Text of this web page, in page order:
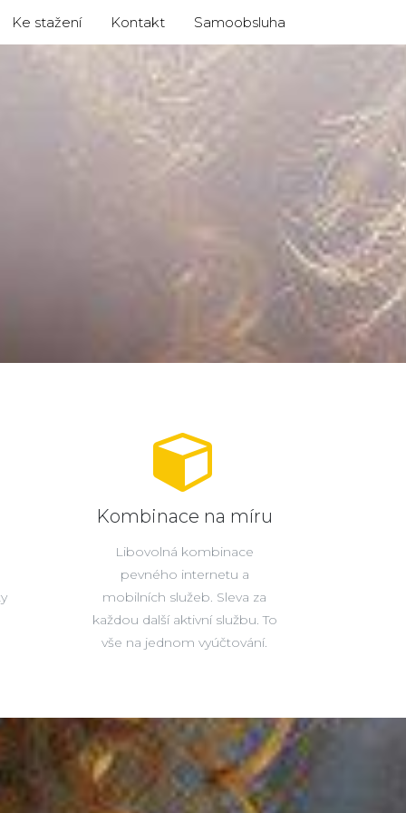
Ke stažení Kontakt Samoobsluha
Kombinace na míru
Libovolná kombinace
pevného internetu a
mobilních služeb. Sleva za
každou další aktivní službu. To
vše na jednom vyúčtování.